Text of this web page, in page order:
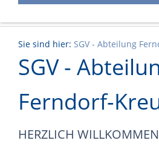
Sie sind hier: SGV - Abteilung
SGV -
Ferndorf-
HERZLICH